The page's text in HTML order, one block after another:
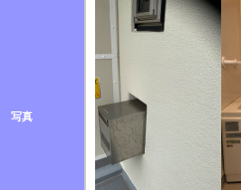
写真